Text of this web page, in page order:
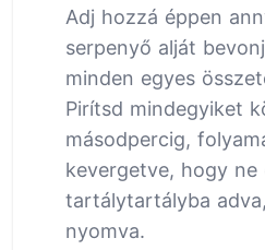
Adj hozzá éppen
serpenyő alját
minden egyes
Pirítsd mindegyiket
másodpercig,
kevergetve, hogy ne
tartálytartályba
nyomva.